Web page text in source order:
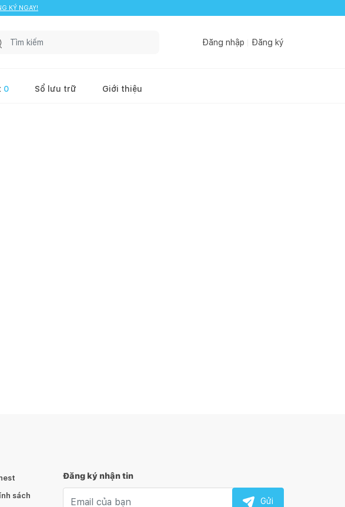
KÝ NGAY!
Đăng nhập Đăng ký
0 Sổ lưu trữ Giới thiệu
sách
Đăng ký nhận tin
Gửi